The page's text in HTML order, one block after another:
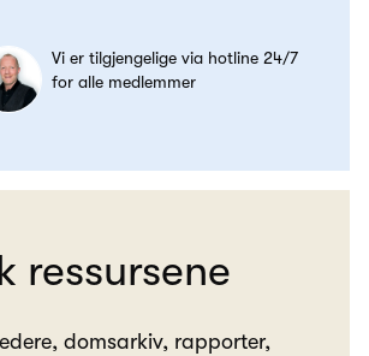
Vi er tilgjengelige via hotline 24/7
for alle medlemmer
ressursene
domsarkiv, rapporter,